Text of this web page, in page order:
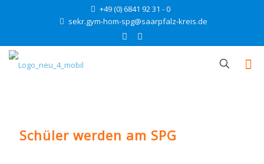
+49 (0) 6841 92 31 - 0
sekr.gym-hom-spg@saarpfalz-kreis.de
Schüler werden am SPG